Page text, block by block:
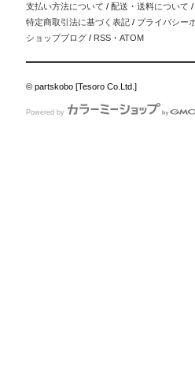
支払い方法について / 配送・送料について /
特定商取引法に基づく表記 / プライバシー
ショップブログ / RSS ・ATOM
© partskobo [Tesoro Co.Ltd.]
Powered by